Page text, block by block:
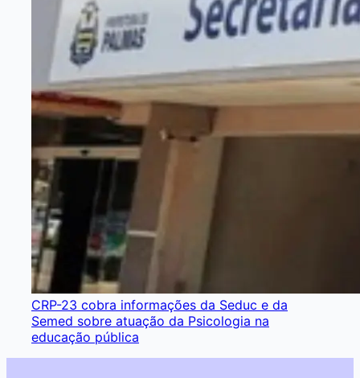
CRP-23 cobra informações da Seduc e da
Semed sobre atuação da Psicologia na
educação pública